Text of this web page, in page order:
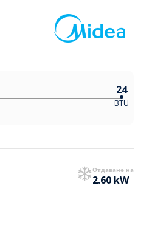
24
BTU
Отдаване на
2.60 kW